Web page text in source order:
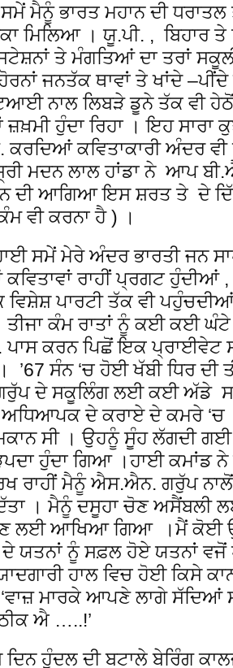
ਮੈਨੂੰ ਭਾਰਤ ਮਹਾਨ ਦੀ ਧਰਾਤਲ
ਮਿਲਿਆ । ਯੂ.ਪੀ. , ਬਿਹਾਰ
ਤੇ ਮੰਗਤਿਆਂ ਦਾ ਤਰਾਂ
ਜਨਤੱਕ ਥਾਵਾਂ ਤੇ ਖਾਂਦੇ
ਨਾਲ ਲਿਬੜੇ ਡੂਨੇ ਤੱਕ ਵੀ
ਜ਼ਖ਼ਮੀ ਹੁੰਦਾ ਰਿਹਾ । ਇਹ ਸਾਰਾ
ਕਰਦਿਆਂ ਕਵਿਤਾਕਾਰੀ ਅੰਦਰ
ਮਦਨ ਲਾਲ ਹਾਂਡਾ ਨੇ ਆਪ
ਦੀ ਆਗਿਆ ਇਸ ਸ਼ਰਤ ਤੇ ਦੇ
ਵੀ ਕਰਨਾ ਹੈ ) ।
ਸਮੇਂ ਮੇਰੇ ਅੰਦਰ ਭਾਰਤੀ ਜਨ
ਰਾਹੀਂ ਪ੍ਰਗਟ ਹੁੰਦੀਆਂ
ਵਿਸ਼ੇਸ਼ ਪਾਰਟੀ ਤੱਕ ਵੀ
ਕੰਮ ਰਾਤਾਂ ਨੂੰ ਕਈ ਕਈ
ਕਰਨ ਪਿਛੋਂ ਇਕ ਪ੍ਰਾਈਵੇਟ
ਸੰਨ ‘ਚ ਹੋਈ ਖੱਬੀ ਧਿਰ ਦੀ
ਦੇ ਸਕੂਲਿੰਗ ਲਈ ਕਈ ਅੱਡੇ ਸਨ
ਦੇ ਕਰਾਏ ਦੇ ਕਮਰੇ ‘ਚ
ਸੀ । ਉਹਨੂੰ ਸੂੰਹ ਲੱਗਦੀ ਗਈ
ਹੁੰਦਾ ਗਿਆ ।ਹਾਈ ਕਮਾਂਡ ਨੇ
ਰਾਹੀਂ ਮੈਨੂੰ ਐਸ.ਐਨ. ਗਰੁੱਪ
। ਮੈਨੂੰ ਦਸੂਹਾ ਚੋਣ
ਲਈ ਆਖਿਆ ਗਿਆ ।ਮੈਂ ਕੋਈ
ਯਤਨਾਂ ਨੂੰ ਸਫ਼ਲ ਹੋਏ ਯਤਨਾਂ ਵਜੋਂ
ਹਾਲ ਵਿਚ ਹੋਈ ਕਿਸੇ
ਮਾਰਕੇ ਆਪਣੇ ਲਾਗੇ ਸੱਦਿਆਂ
ਐ …..!’
ਹੁੰਦਲ ਦੀ ਬਟਾਲੇ ਬੇਰਿੰਗ